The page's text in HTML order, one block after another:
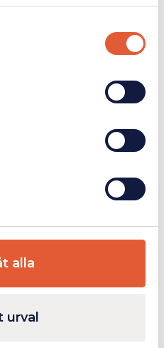
med annan
har tillhandahållit
in när du har
alla
urval
Exkl. moms
Inkl. moms
6000
Ra > 80
110°
100